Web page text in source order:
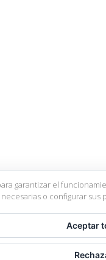
garantizar el
o configurar
Aceptar